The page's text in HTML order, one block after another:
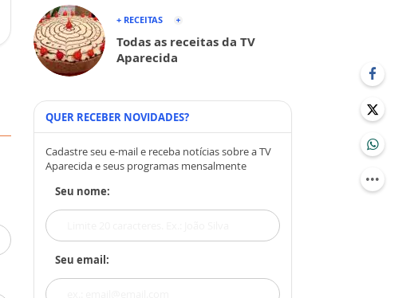
+ RECEITAS
Todas as receitas da TV
Aparecida
QUER RECEBER NOVIDADES?
Cadastre seu e-mail e receba notícias sobre a TV
Aparecida e seus programas mensalmente
Seu nome:
Seu email: